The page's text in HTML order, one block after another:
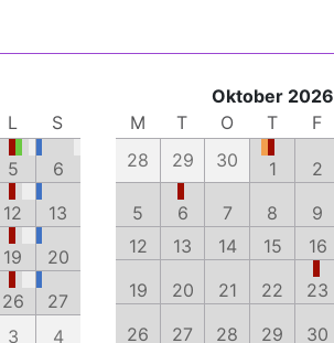
L
S
5
6
12
13
19
20
26
27
3 4
Oktober 2026
M
T O T F
28
29 30 1 2
5
6 7 8 9
12
13 14 15 16
19
20 21 22 23
26
27 28 29 30